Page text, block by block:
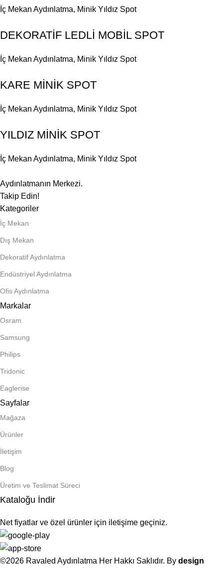
İç Mekan Aydınlatma, Minik Yıldız Spot
DEKORATİF LEDLİ MOBİL SPOT
İç Mekan Aydınlatma, Minik Yıldız Spot
KARE MİNİK SPOT
İç Mekan Aydınlatma, Minik Yıldız Spot
YILDIZ MİNİK SPOT
İç Mekan Aydınlatma, Minik Yıldız Spot
Aydınlatmanın Merkezi.
Takip Edin!
Kategoriler
İç Mekan
Dış Mekan
Dekoratif Aydınlatma
Endüstriyel Aydınlatma
Ofis Aydınlatma
Markalar
Osram
Samsung
Philips
Tridonic
Eaglerise
Sayfalar
Mağaza
Ürünler
İletişim
Blog
Üretim ve Teslimat Süreci
Kataloğu İndir
Net fiyatlar ve özel ürünler için iletişime geçiniz.
©2026 Ravaled Aydınlatma Her Hakkı Saklıdır. By design